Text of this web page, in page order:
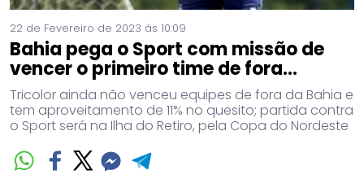
22 de Fevereiro de 2023 às 10:09
Bahia pega o Sport com missão de
vencer o primeiro time de fora...
Tricolor ainda não venceu equipes de fora da Bahia e
tem aproveitamento de 11% no quesito; partida contra
o Sport será na Ilha do Retiro, pela Copa do Nordeste